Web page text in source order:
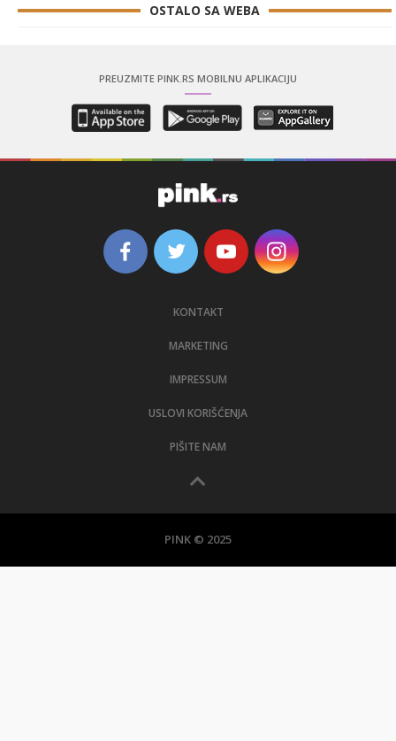
OSTALO SA WEBA
PREUZMITE PINK.RS MOBILNU APLIKACIJU
KONTAKT
MARKETING
IMPRESSUM
USLOVI KORIŠĆENJA
PIŠITE NAM
PINK © 2025